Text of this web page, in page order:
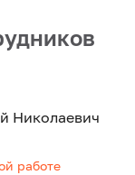
Николаевич
работе